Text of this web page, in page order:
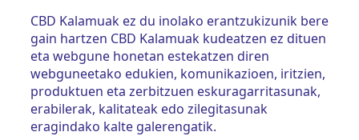
CBD Kalamuak ez du inolako erantzukizunik bere
gain hartzen CBD Kalamuak kudeatzen ez dituen
eta webgune honetan estekatzen diren
webguneetako edukien, komunikazioen, iritzien,
produktuen eta zerbitzuen eskuragarritasunak,
erabilerak, kalitateak edo zilegitasunak
eragindako kalte galerengatik.